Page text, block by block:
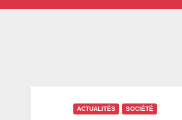
ACTUALITÉS SOCIÉTÉ